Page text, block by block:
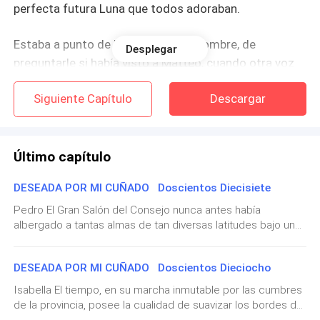
perfecta futura Luna que todos adoraban.
Estaba a punto de llamarla por su nombre, de
preguntarle si había visto a Matteo, cuando otra voz
envió una fría sacudida de terror directo por mis
venas.
La respiración se me atascó en la garganta. Empujé la
puerta solo una fracción de pulgada, rezándole a la
Matteo tenía a Esmeralda acorralada contra la
Desplegar
Siguiente Capítulo Descargar
Último capítulo
DESEADA POR MI CUÑADO Doscientos Diecisiete
Pedro El Gran Salón del Consejo nunca antes había
albergado a tantas almas de tan diversas latitudes bajo un
un centenar de hachones de cera refinada y los destellos
de las armaduras ceremoniales. Las imponentes vigas de
alerce, que en otros tiempos parecían sostener el peso de
una paranoia sofocante, hoy testificaban la culminación de
DESEADA POR MI CUÑADO Doscientos Dieciocho
Isabella El tiempo, en su marcha inmutable por las cumbres
de la provincia, posee la cualidad de suavizar los bordes de